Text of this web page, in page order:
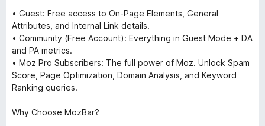
• Guest: Free access to On-Page Elements, General
Attributes, and Internal Link details.
• Community (Free Account): Everything in Guest Mode + DA
and PA metrics.
• Moz Pro Subscribers: The full power of Moz. Unlock Spam
Score, Page Optimization, Domain Analysis, and Keyword
Ranking queries.
Why Choose MozBar?